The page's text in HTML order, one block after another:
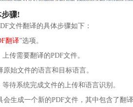
骤!
文件翻译的具体步骤如下：
翻译”选项。
传需要翻译的PDF文件。
始文件的语言和目标语言。
待系统完成文件的上传和语言识别。
会生成一个新的PDF文件，其中包含了翻